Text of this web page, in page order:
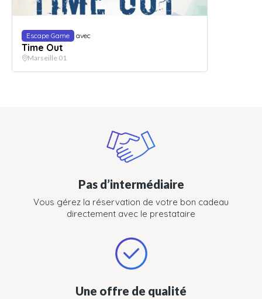
Escape Game avec
Time Out
Marseille 01
Pas d’intermédiaire
Vous gérez la réservation de votre bon cadeau
directement avec le prestataire
Une offre de qualité